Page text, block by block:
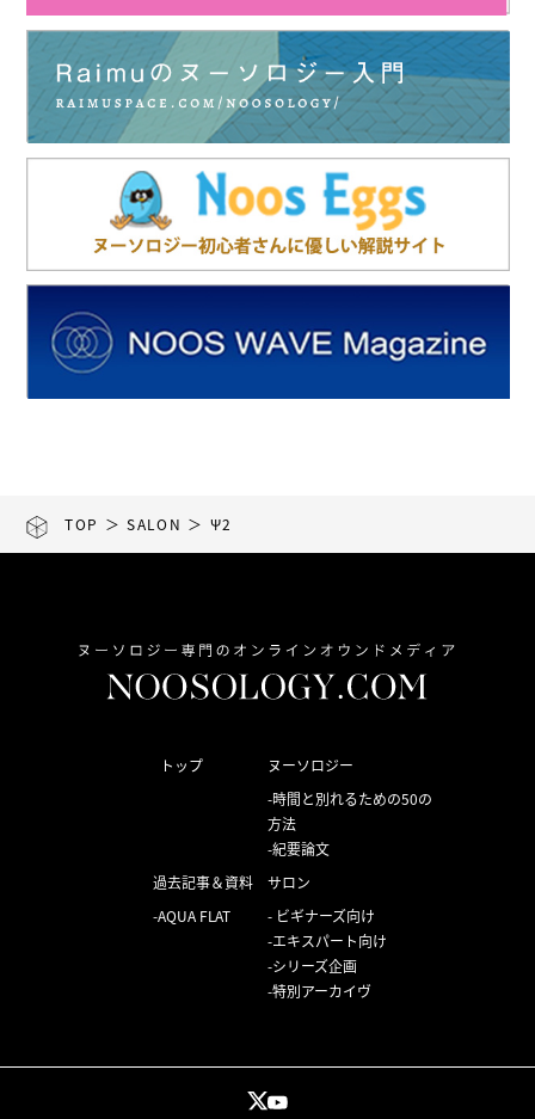
TOP ＞SALON ＞ Ψ2
トップ
ヌーソロジー
時間と別れるための50の
方法
紀要論文
過去記事＆資料
AQUA FLAT
サロン
ビギナーズ向け
エキスパート向け
シリーズ企画
特別アーカイヴ